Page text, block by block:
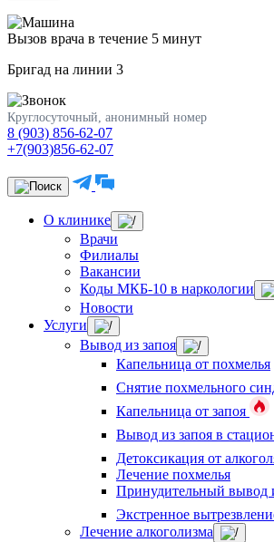
Вызов врача в течение 5 минут
Бригад на линии 3
Круглосуточный, анонимный номер
8 (903) 856-62-07
+7(903)856-62-07
О клинике
Врачи
Филиалы
Вакансии
Коды МКБ-10 в наркологии
Новости
Услуги
Вывод из запоя
Капельница от похмелья
Снятие похмельного
Капельница от запоя
Вывод из запоя в
Детоксикация от
Лечение похмелья
Принудительный вывод
Экстренное
Лечение алкоголизма